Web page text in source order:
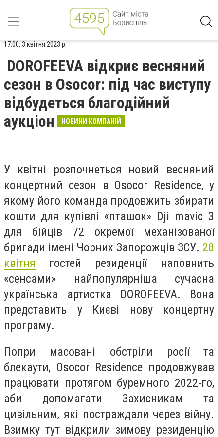
17:00, 3 квітня 2023 р.
DOROFEEVA відкриє весняний
сезон в Osocor: під час виступу
відбудеться благодійний
аукціон
НОВИНИ КОМПАНІЙ
У квітні розпочнеться новий весняний
концертний сезон в Osocor Residence, у
якому його команда продовжить збирати
кошти для купівлі «пташок» Dji mavic 3
для бійців 72 окремої механізованої
бригади імені Чорних Запорожців ЗСУ. 28
квітня гостей резиденції наповнить
«сенсами» найпопулярніша сучасна
українська артистка DOROFEEVA. Вона
представить у Києві нову концертну
програму.
Попри масовані обстріли росії та
блекаути, Osocor Residence продовжував
працювати протягом буремного 2022-го,
аби допомагати Захисникам та
цивільним, які постраждали через війну.
Взимку тут відкрили зимову резиденцію